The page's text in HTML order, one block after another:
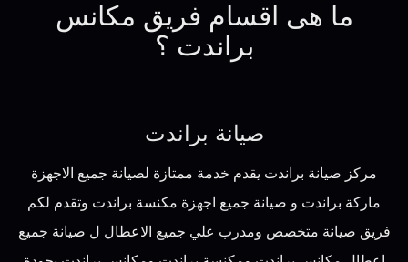
ما هى اقسام فريق مكانس
براندت ؟
صيانة براندت
مركز صيانة براندت يقدم خدمة ممتازة لصيانة جميع الاجهزة
ماركة براندت و صيانة جميع اجهزة مكنسة براندت وتقدم لكم
فريق صيانة متخصص ومدرب علي جميع الاعطال ل صيانة جميع